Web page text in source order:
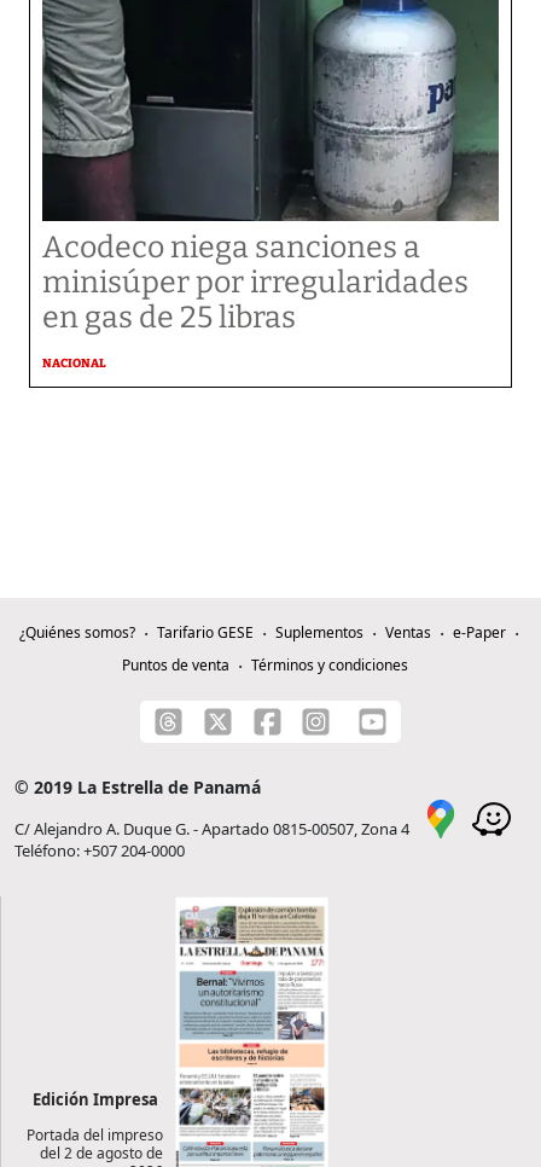
Acodeco niega sanciones a
minisúper por irregularidades
en gas de 25 libras
NACIONAL
¿Quiénes somos? Tarifario GESE Suplementos Ventas
e-Paper
Puntos de venta
Términos y condiciones
© 2019 La Estrella de Panamá
C/ Alejandro A. Duque G. - Apartado 0815-00507, Zona 4
Teléfono: +507 204-0000
Edición Impresa
Portada del impreso
del 2 de agosto de